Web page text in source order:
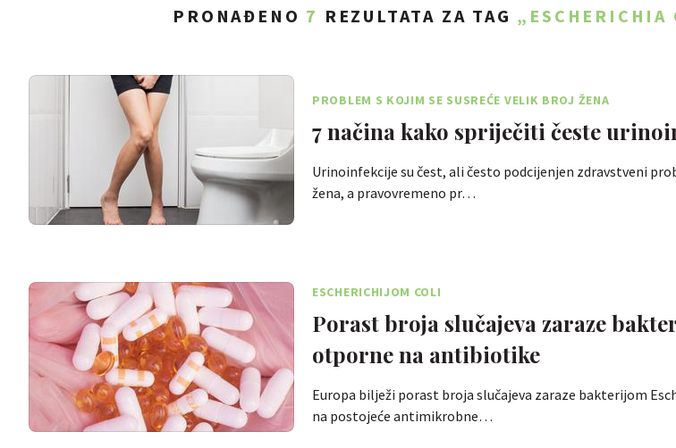
PRONAĐENO 7 REZULTATA ZA TAG „ESCHERICHIA
PROBLEM S KOJIM SE SUSREĆE VELIK BROJ ŽENA
7 načina kako spriječiti česte
Urinoinfekcije su čest, ali često podcijenjen zdravstveni
žena, a pravovremeno pr…
ESCHERICHIJOM COLI
Porast broja slučajeva zaraze
otporne na antibiotike
Europa bilježi porast broja slučajeva zaraze bakterijom
na postojeće antimikrobne…